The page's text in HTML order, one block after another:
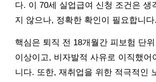
다. 이 70세 실업급여 신청 조건은 생
지 않으나, 정확한 확인이 필요합니다.
핵심은 퇴직 전 18개월간 피보험 단
이상이고, 비자발적 사유로 이직했어
니다. 또한, 재취업을 위한 적극적인